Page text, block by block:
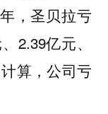
，圣贝拉亏
2.39亿元、
算，公司亏